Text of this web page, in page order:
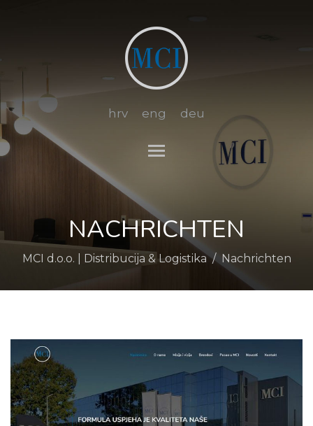
hrv eng deu
Toggle main menu
NACHRICHTEN
MCI d.o.o. | Distribucija & Logistika/ Nachrichten